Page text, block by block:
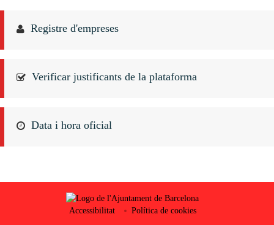
Registre d'empreses
Verificar justificants de la plataforma
Data i hora oficial
Accessibilitat Política de cookies